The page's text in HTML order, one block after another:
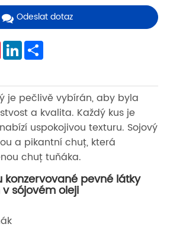
Odeslat dotaz
Pinterest
LinkedIn
je pečlivě vybírán, aby byla
a kvalita. Každý kus je
uspokojivou texturu. Sojový
a pikantní chuť, která
chuť tuňáka.
konzervované pevné látky
sójovém oleji